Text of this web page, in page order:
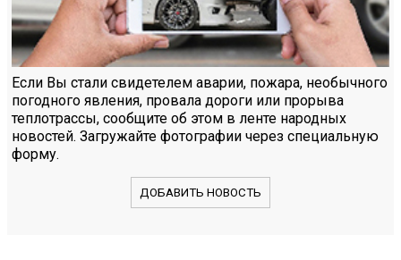
Если Вы стали свидетелем аварии, пожара, необычного
погодного явления, провала дороги или прорыва
теплотрассы, сообщите об этом в ленте народных
новостей. Загружайте фотографии через специальную
форму.
ДОБАВИТЬ НОВОСТЬ